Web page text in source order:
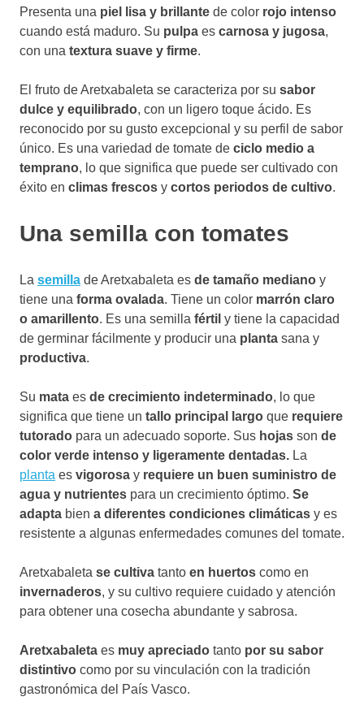
Presenta una piel lisa y brillante de color rojo intenso
cuando está maduro. Su pulpa es carnosa y jugosa,
con una textura suave y firme.
El fruto de Aretxabaleta se caracteriza por su sabor
dulce y equilibrado, con un ligero toque ácido. Es
reconocido por su gusto excepcional y su perfil de sabor
único. Es una variedad de tomate de ciclo medio a
temprano, lo que significa que puede ser cultivado con
éxito en climas frescos y cortos periodos de cultivo.
Una semilla con tomates
La semilla de Aretxabaleta es de tamaño mediano y
tiene una forma ovalada. Tiene un color marrón claro
o amarillento. Es una semilla fértil y tiene la capacidad
de germinar fácilmente y producir una planta sana y
productiva.
Su mata es de crecimiento indeterminado, lo que
significa que tiene un tallo principal largo que requiere
tutorado para un adecuado soporte. Sus hojas son de
color verde intenso y ligeramente dentadas. La
planta es vigorosa y requiere un buen suministro de
agua y nutrientes para un crecimiento óptimo. Se
adapta bien a diferentes condiciones climáticas y es
resistente a algunas enfermedades comunes del tomate.
Aretxabaleta se cultiva tanto en huertos como en
invernaderos, y su cultivo requiere cuidado y atención
para obtener una cosecha abundante y sabrosa.
Aretxabaleta es muy apreciado tanto por su sabor
distintivo como por su vinculación con la tradición
gastronómica del País Vasco.